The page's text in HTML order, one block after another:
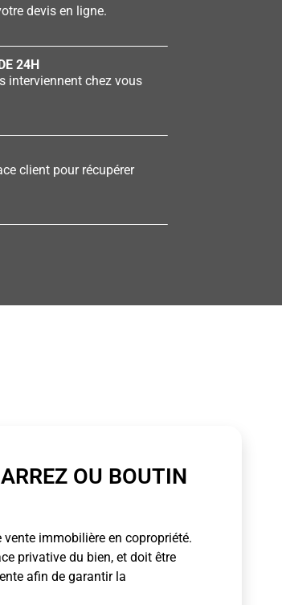
devis en ligne.
24H
interviennent chez vous
client pour récupérer
OU BOUTIN
immobilière en copropriété.
privative du bien, et doit être
afin de garantir la